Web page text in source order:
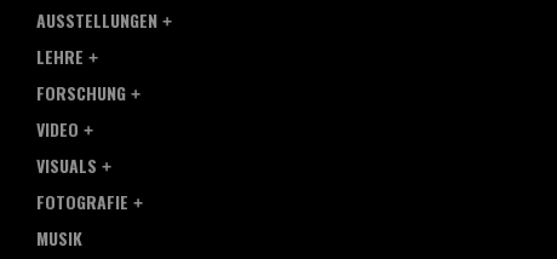
AUSSTELLUNGEN
LEHRE
FORSCHUNG
VIDEO
VISUALS
FOTOGRAFIE
MUSIK